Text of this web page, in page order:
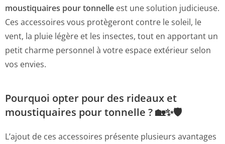
moustiquaires pour tonnelle est une solution judicieuse.
Ces accessoires vous protègeront contre le soleil, le
vent, la pluie légère et les insectes, tout en apportant un
petit charme personnel à votre espace extérieur selon
vos envies.
Pourquoi opter pour des rideaux et
moustiquaires pour tonnelle ? 🏡✨🛡️
L’ajout de ces accessoires présente plusieurs avantages